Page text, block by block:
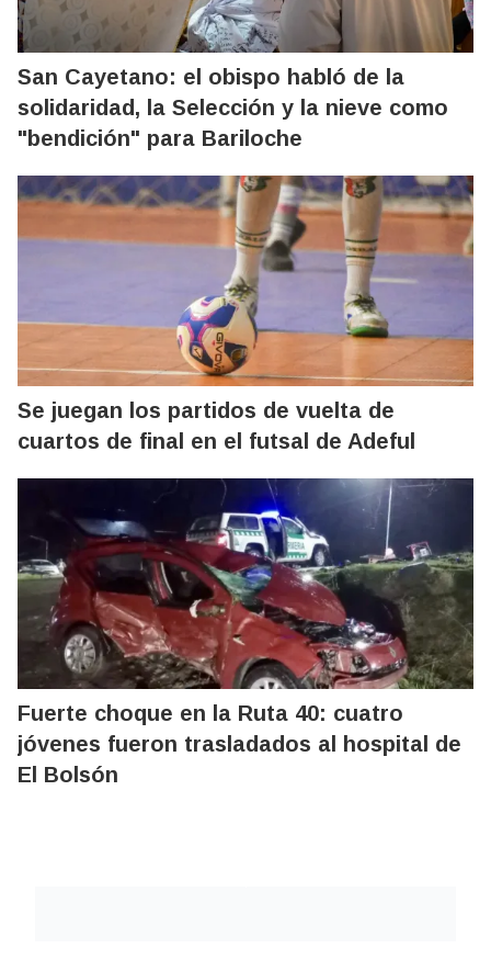
San Cayetano: el obispo habló de la
solidaridad, la Selección y la nieve como
"bendición" para Bariloche
Se juegan los partidos de vuelta de
cuartos de final en el futsal de Adeful
Fuerte choque en la Ruta 40: cuatro
jóvenes fueron trasladados al hospital de
El Bolsón